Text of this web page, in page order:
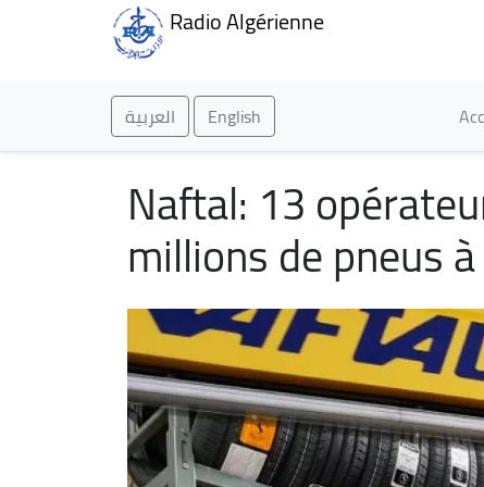
Radio Algérienne
العربية English
Naftal: 13
millions de pneus